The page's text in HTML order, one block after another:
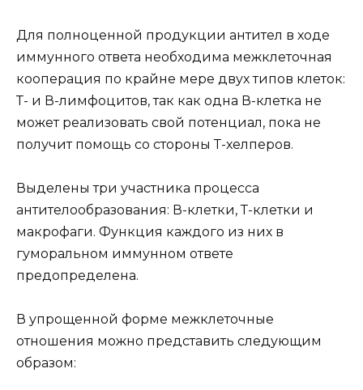
Для полноценной продукции антител в ходе
иммунного ответа необходима межклеточная
кооперация по крайне мере двух типов клеток:
Т- и В-лимфоцитов, так как одна В-клетка не
может реализовать свой потенциал, пока не
получит помощь со стороны Т-хелперов.
Выделены три участника процесса
антителообразования: В-клетки, Т-клетки и
макрофаги. Функция каждого из них в
гуморальном иммунном ответе
предопределена.
В упрощенной форме межклеточные
отношения можно представить следующим
образом: